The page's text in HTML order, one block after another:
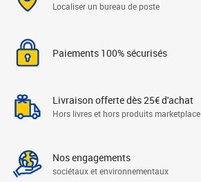
Localiser un bureau de poste
Paiements 100% sécurisés
Livraison offerte dès 25€ d'achat
Hors livres et hors produits marketplace
Nos engagements
sociétaux et environnementaux